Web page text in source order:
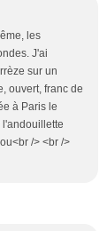
les
J'ai
sur un
ouvert, franc de
à Paris le
l'andouillette
/> <br />